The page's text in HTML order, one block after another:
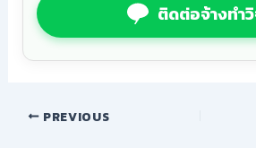
ติดต่อจ้างทำ
PREVIOUS